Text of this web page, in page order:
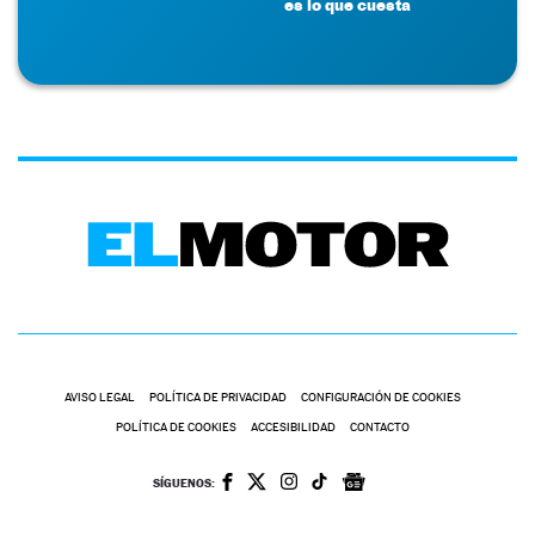
AVISO LEGAL POLÍTICA DE PRIVACIDAD CONFIGURACIÓN DE COOKIES
POLÍTICA DE COOKIES ACCESIBILIDAD CONTACTO
SÍGUENOS: